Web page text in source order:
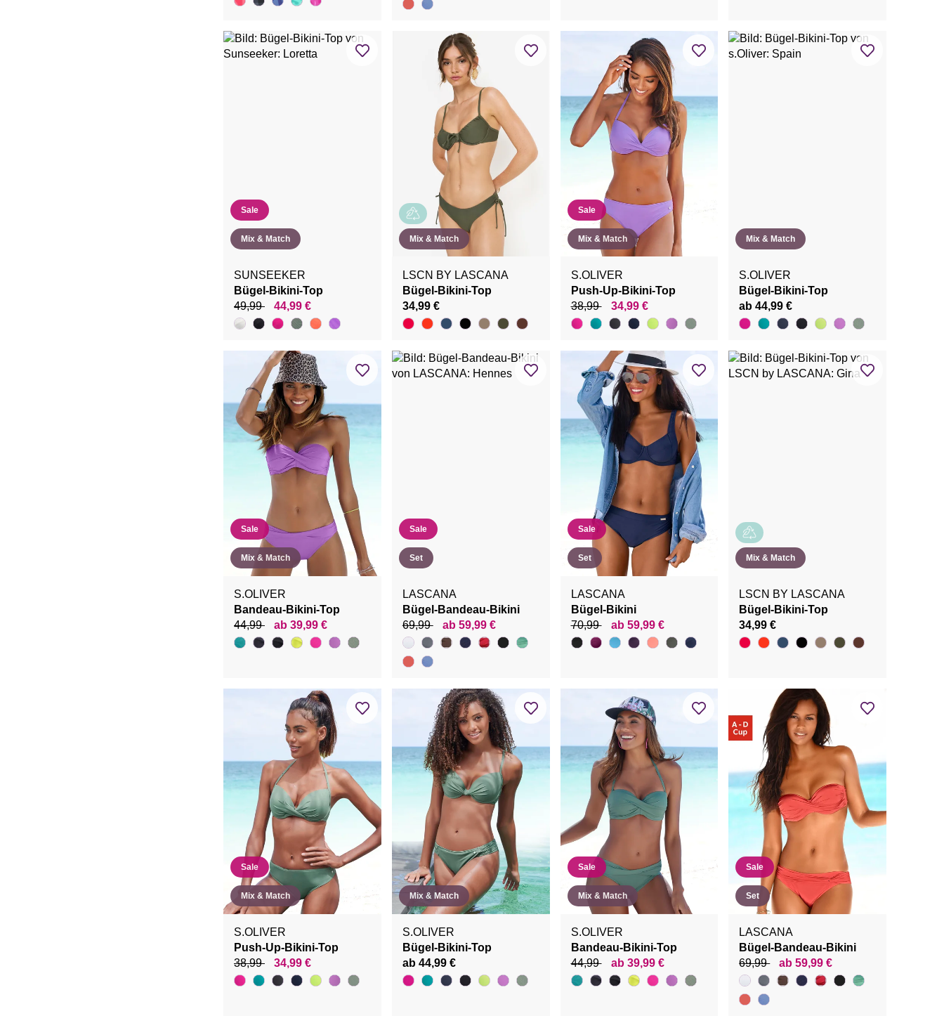
Sale
Mix & Match
SUNSEEKER
Bügel-Bikini-Top
49,99
44,99 €
Mix & Match
LSCN BY LASCANA
Bügel-Bikini-Top
34,99 €
Sale
Mix & Match
S.OLIVER
Push-Up-Bikini-Top
38,99
34,99 €
Mix & Match
S.OLIVER
Bügel-Bikini-Top
ab 44,99 €
Sale
Mix & Match
S.OLIVER
Bandeau-Bikini-Top
44,99
ab 39,99 €
Sale
Set
LASCANA
Bügel-Bandeau-Bikini
69,99
ab 59,99 €
Sale
Set
LASCANA
Bügel-Bikini
70,99
ab 59,99 €
Mix & Match
LSCN BY LASCANA
Bügel-Bikini-Top
34,99 €
Sale
Mix & Match
S.OLIVER
Push-Up-Bikini-Top
38,99
34,99 €
Mix & Match
S.OLIVER
Bügel-Bikini-Top
ab 44,99 €
Sale
Mix & Match
S.OLIVER
Bandeau-Bikini-Top
44,99
ab 39,99 €
Sale
Set
LASCANA
Bügel-Bandeau-Bikini
69,99
ab 59,99 €